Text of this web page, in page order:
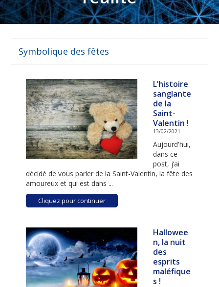
Symbolique des fêtes
L’histoire
sanglante
de la
Saint-
Valentin !
13/02/2021
Aujourd'hui,
dans ce
post, j’ai
décidé de vous parler de la Saint-Valentin, la fête des
amoureux et qui est dans ...
Cliquez pour continuer
Hallowee
n, la nuit
des
esprits
maléfique
s !